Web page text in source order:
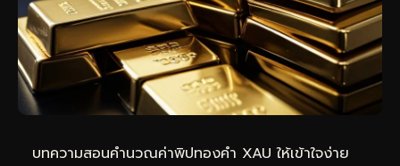
บทความสอนคำนวณค่าพิปทองคำ XAU ให้เข้าใจง่าย